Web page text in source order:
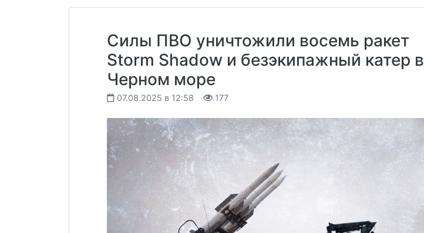
Силы ПВО уничтожили восемь ракет
Storm Shadow и безэкипажный катер в
Черном море
07.08.2025 в 12:58 177